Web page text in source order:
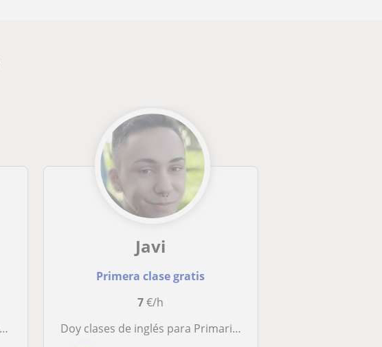
Javi
Primera clase gratis
7€/h
Doy clases de inglés para Primaria y Secundaria